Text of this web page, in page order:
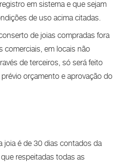
em sistema e que sejam
de uso acima citadas.
de joias compradas fora
comerciais, em locais não
de terceiros, só será feito
orçamento e aprovação do
joia é de 30 dias contados da
respeitadas todas as